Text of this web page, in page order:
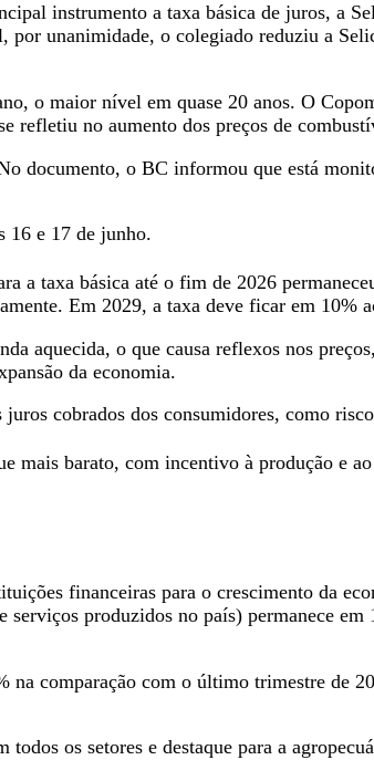
instrumento a taxa básica de juros, a
unanimidade, o colegiado reduziu a
o maior nível em quase 20 anos. O
refletiu no aumento dos preços de
documento, o BC informou que está
16 e 17 de junho.
a taxa básica até o fim de 2026
Em 2029, a taxa deve ficar em 10%
aquecida, o que causa reflexos nos
da economia.
cobrados dos consumidores, como
mais barato, com incentivo à produção e
financeiras para o crescimento da
produzidos no país) permanece
comparação com o último trimestre de
os setores e destaque para a